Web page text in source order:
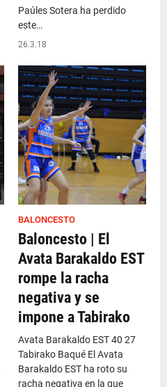
Paúles Sotera ha perdido
este…
26.3.18
BALONCESTO
Baloncesto | El
Avata Barakaldo EST
rompe la racha
negativa y se
impone a Tabirako
Avata Barakaldo EST 40 27
Tabirako Baqué El Avata
Barakaldo EST ha roto su
racha negativa en la que